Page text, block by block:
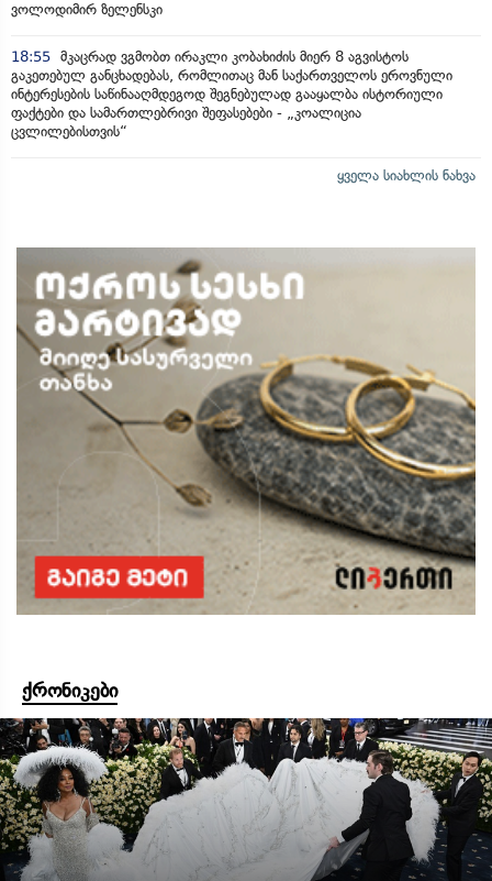
ვოლოდიმირ ზელენსკი
18:55 მკაცრად ვგმობთ ირაკლი კობახიძის მიერ 8 აგვისტოს
გაკეთებულ განცხადებას, რომლითაც მან საქართველოს ეროვნული
ინტერესების საწინააღმდეგოდ შეგნებულად გააყალბა ისტორიული
ფაქტები და სამართლებრივი შეფასებები - „კოალიცია
ცვლილებისთვის“
ყველა სიახლის ნახვა
ქრონიკები